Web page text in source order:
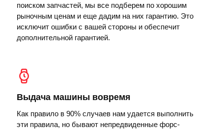
поиском запчастей, мы все подберем по хорошим
рыночным ценам и еще дадим на них гарантию. Это
исключит ошибки с вашей стороны и обеспечит
дополнительной гарантией.
Выдача машины вовремя
Как правило в 90% случаев нам удается выполнить
эти правила, но бывают непредвиденные форс-